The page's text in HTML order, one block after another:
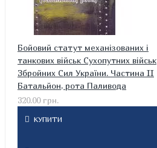
Бойовий статут механізованих і
танкових військ Сухопутних військ
Збройних Сил України. Частина II
Батальйон, рота Паливода
320.00 грн.
КУПИТИ